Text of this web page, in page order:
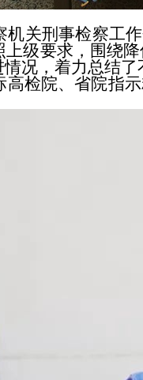
刑事检察工作
级要求，围绕
况，着力总结了
院、省院指示